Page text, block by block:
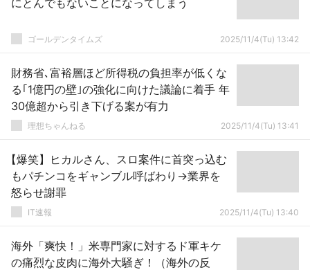
にとんでもないことになってしまう
ゴールデンタイムズ 2025/11/4(Tu) 13:42
財務省､富裕層ほど所得税の負担率が低くな
る｢1億円の壁｣の強化に向けた議論に着手 年
30億超から引き下げる案が有力
理想ちゃんねる 2025/11/4(Tu) 13:41
【爆笑】ヒカルさん、スロ案件に首突っ込む
もパチンコをギャンブル呼ばわり→業界を
怒らせ謝罪
IT速報 2025/11/4(Tu) 13:40
海外「爽快！」米専門家に対するド軍キケ
の痛烈な皮肉に海外大騒ぎ！（海外の反